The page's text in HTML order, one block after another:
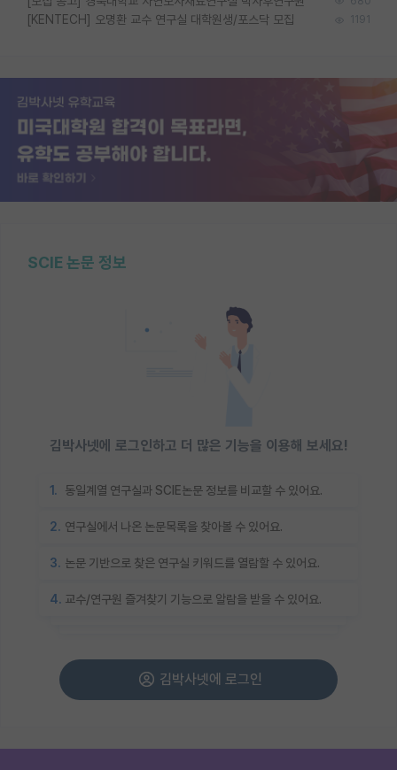
[KENTECH] 오명환 교수 연구실 대학원생/포스닥 모집 1191
SCIE 논문 정보
김박사넷에 로그인하고 더 많은 기능을 이용해 보세요!
1. 동일계열 연구실과 SCIE논문 정보를 비교할 수 있어요.
2. 연구실에서 나온 논문목록을 찾아볼 수 있어요.
3. 논문 기반으로 찾은 연구실 키워드를 열람할 수 있어요.
4. 교수/연구원 즐겨찾기 기능으로 알람을 받을 수 있어요.
김박사넷에 로그인